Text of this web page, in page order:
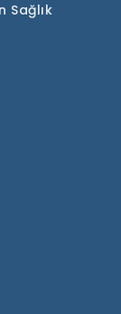
Sağlık